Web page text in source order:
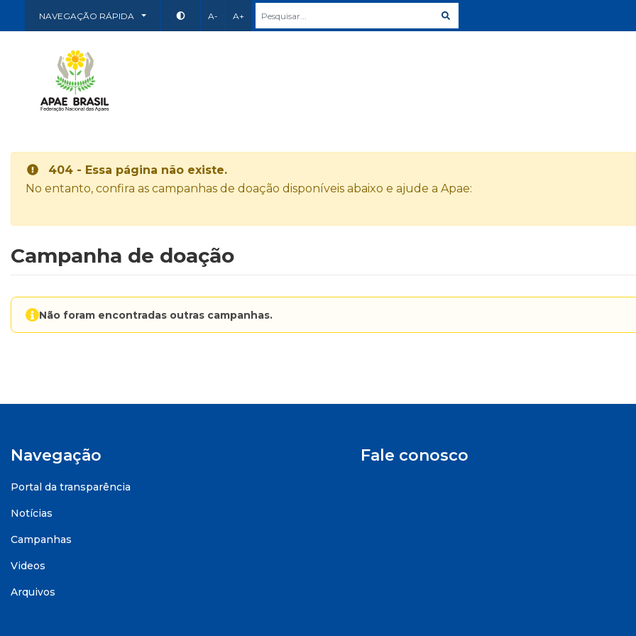
NAVEGAÇÃO RÁPIDA A- A+
404 - Essa página não existe.
No entanto, confira as campanhas de doação disponíveis abaixo e ajude a Apae:
Campanha de doação
Não foram encontradas outras campanhas.
Navegação
Portal da transparência
Notícias
Campanhas
Videos
Arquivos
Fale conosco